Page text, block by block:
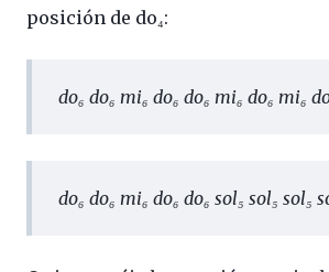
posición de do₄:
do₆ do₆ mi₆ do₆ do₆ mi₆ do₆ mi₆
do₆ do₆ mi₆ do₆ do₆ sol₅ sol₅ sol₅